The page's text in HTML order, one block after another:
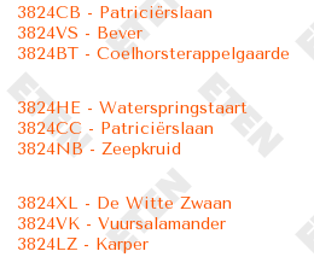
3824CB - Patriciërslaan
3824VS - Bever
3824BT - Coelhorsterappelgaarde
3824HE - Waterspringstaart
3824CC - Patriciërslaan
3824NB - Zeepkruid
3824XL - De Witte Zwaan
3824VK - Vuursalamander
3824LZ - Karper